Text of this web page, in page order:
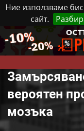
Ние използваме
сайт.
Четвъртък, 6
вероятен
мозъка